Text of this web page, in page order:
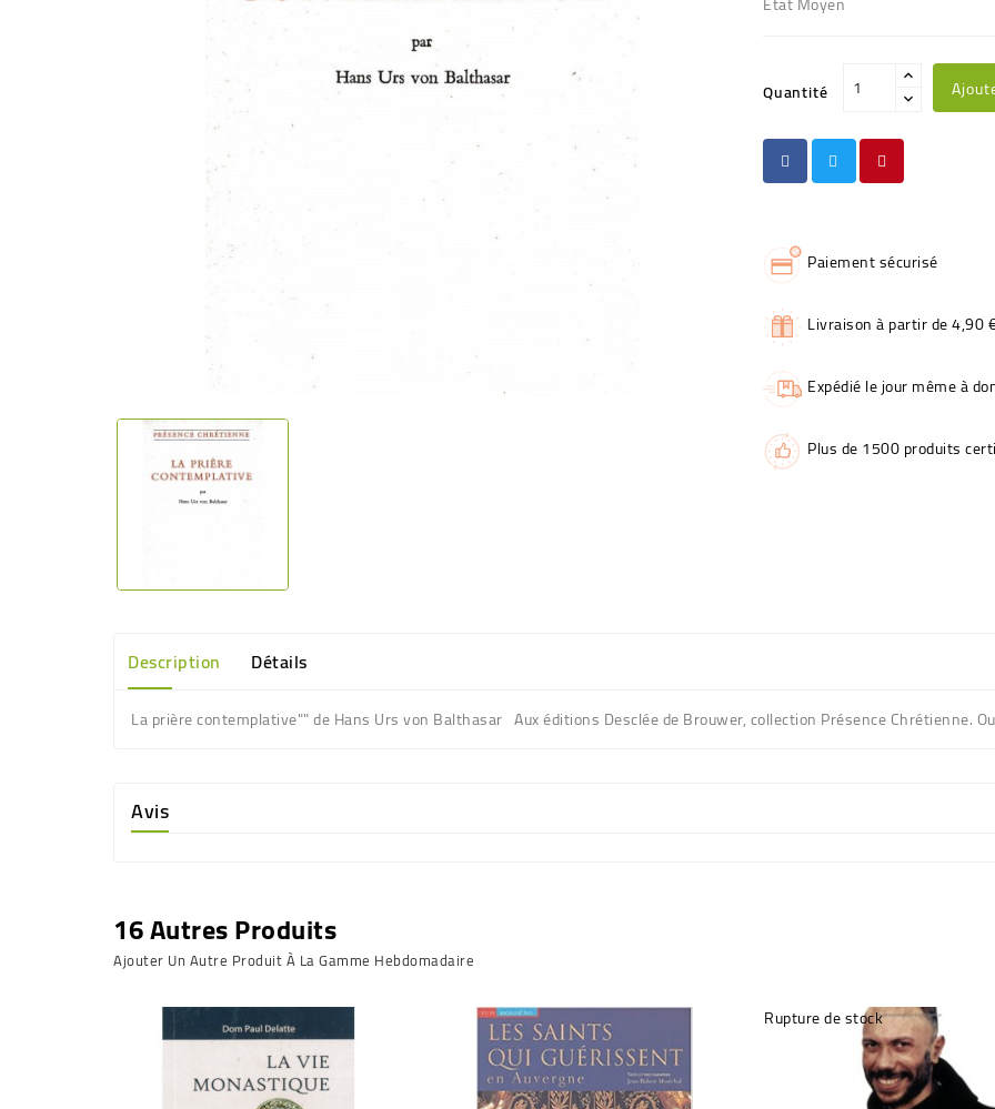
Quantité
Paiement sécurisé
Livraison à partir de 4,90
Expédié le jour même à
Plus de 1500 produits
Description Détails
La prière contemplative"" de Hans Urs von Balthasar Aux éditions Desclée de Brouwer, collection Présence Chrétienne.
Avis
16 Autres Produits
Ajouter Un Autre Produit À La Gamme Hebdomadaire
Rupture de stock